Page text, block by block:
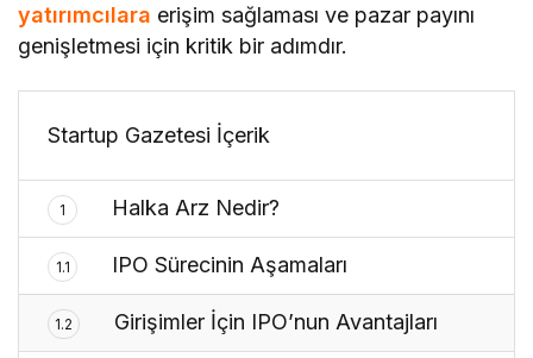
yatırımcılara erişim sağlaması ve pazar payını
genişletmesi için kritik bir adımdır.
Startup Gazetesi İçerik
1 Halka Arz Nedir?
1.1 IPO Sürecinin Aşamaları
1.2 Girişimler İçin IPO’nun Avantajları